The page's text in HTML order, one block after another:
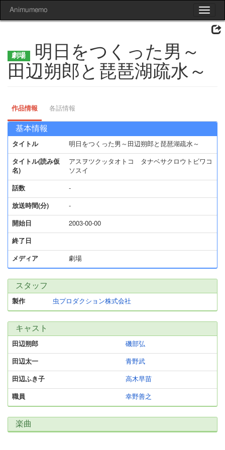
Toggle
Animumemo
明日をつくった男～
田辺朔郎と琵琶湖疏水～
作品情報 各話情報
基本情報
タイトル 明日をつくった男～田辺朔郎と琵琶湖疏水～
タイトル(読み仮
名)
アスヲツクッタオトコ タナベサクロウトビワコ
ソスイ
話数 -
放送時間(分) -
開始日 2003-00-00
終了日
メディア 劇場
スタッフ
製作 虫プロダクション株式会社
キャスト
田辺朔郎 磯部弘
田辺太一 青野武
田辺ふき子 高木早苗
職員 幸野善之
楽曲